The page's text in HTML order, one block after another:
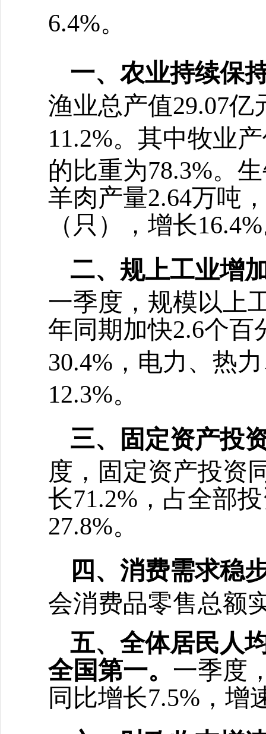
6.4%。
一、 农业持续保
渔业总产值29.07
11.2%。其中牧业
的比重为78.3%。
羊肉产量2.64万吨
（只），增长
二、 规上工业增
一季度，规模以上
年同期加快2.6个
30.4%，电力、热
12.3%。
三、
固定资产投
度，固定资产投资
长71.2%，占全部
27.8%。
四、消费需求稳
会消费品零售总额
五、全体居民人
全国第一。 一季度
同比增长7.5%，增